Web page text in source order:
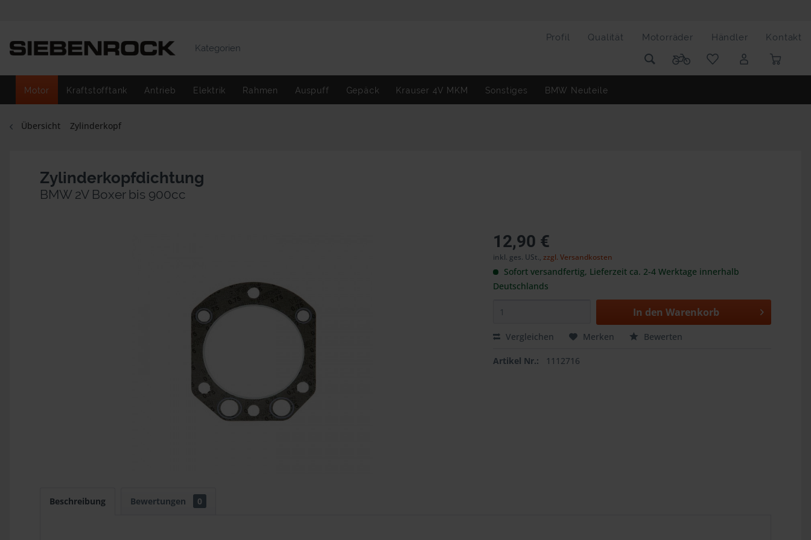
Kategorien
Profil Qualität Motorräder Händler Kontakt
Motor Kraftstofftank Antrieb Elektrik Rahmen Auspuff Gepäck Krauser 4V MKM Sonstiges BMW Neuteile
Übersicht Zylinderkopf
Zylinderkopfdichtung
BMW 2V Boxer bis 900cc
12,90 €
inkl. ges. USt.,zzgl. Versandkosten
Sofort versandfertig, Lieferzeit ca. 2-4 Werktage innerhalb
Deutschlands
In den Warenkorb
Vergleichen Merken Bewerten
Artikel Nr.: 1112716
Beschreibung Bewertungen 0